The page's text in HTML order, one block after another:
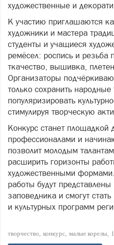
художественные и
К участию приглашаются
художники и мастера
студенты и учащиеся
ремёсел: роспись и резьба
ткачество, вышивка,
Организаторы
только сохранить
популяризировать
стимулируя творческую
Конкурс станет
профессионалами и
позволит молодым
расширить горизонты
художественными
работы будут
заповедника и смогут
и культурных программ
творчество конкурс малые корелы